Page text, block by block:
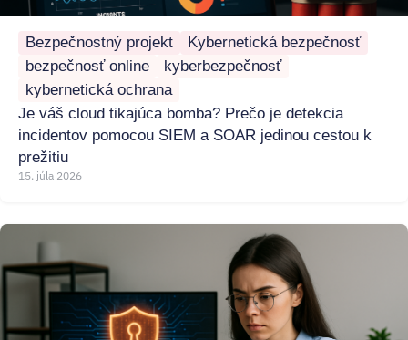
Bezpečnostný projekt
Kybernetická bezpečnosť
bezpečnosť online
kyberbezpečnosť
kybernetická ochrana
Je váš cloud tikajúca bomba? Prečo je detekcia
incidentov pomocou SIEM a SOAR jedinou cestou k
prežitiu
15. júla 2026